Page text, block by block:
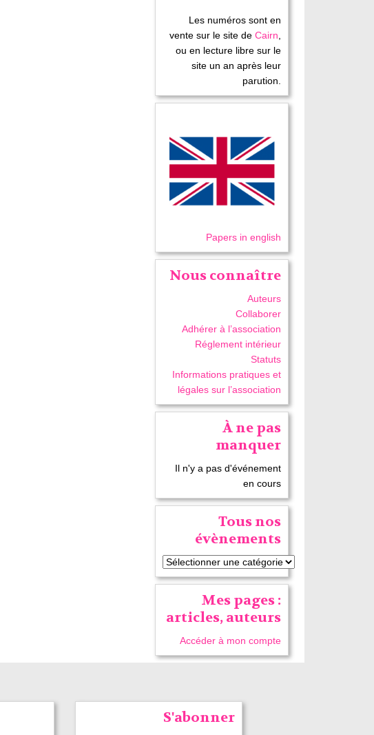
Les numéros sont en
vente sur le site deCairn,
ou en lecture libre sur le
site un an après leur
parution.
Papers in english
Nous connaître
Auteurs
Collaborer
Adhérer à l’association
Réglement intérieur
Statuts
Informations pratiques et
légales sur l’association
À ne pas
manquer
Il n'y a pas d'événement
en cours
Tous nos
évènements
Mes pages :
articles, auteurs
Accéder à mon compte
S'abonner